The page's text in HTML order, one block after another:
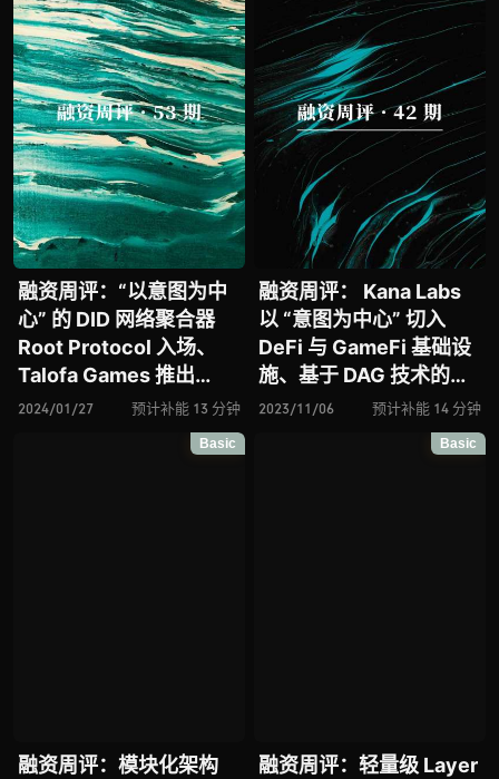
入场、L1 网络
Berachain 再获 1 亿美元
融资
操作系统 dappOS、
Hive 进击去中心化云存
储赛道
融资周评：“以意图为中
心” 的 DID 网络聚合器
Root Protocol 入场、
Talofa Games 推出
Web3 健身对战游戏、论
Singular、Polymer
2024/01/27 预计补能 13 分钟
融资周评： Kana Labs
以 “意图为中心” 切入
DeFi 与 GameFi 基础设
施、基于 DAG 技术的智
能合约平台 Waterfall
Network 入场、通用互
操作协议 Topos 引入 “子
2023/11/06 预计补能 14 分钟
Basic
融资周评：模块化架构
Basic
融资周评：轻量级 Layer